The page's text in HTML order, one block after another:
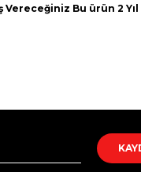
Vereceğiniz Bu ürün 2